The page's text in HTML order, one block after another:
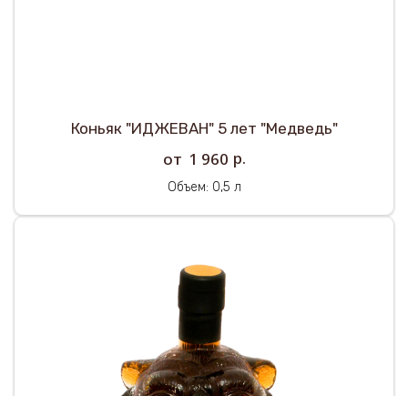
Коньяк "ИДЖЕВАН" 5 лет "Медведь"
1 960 р.
Объем: 0,5 л